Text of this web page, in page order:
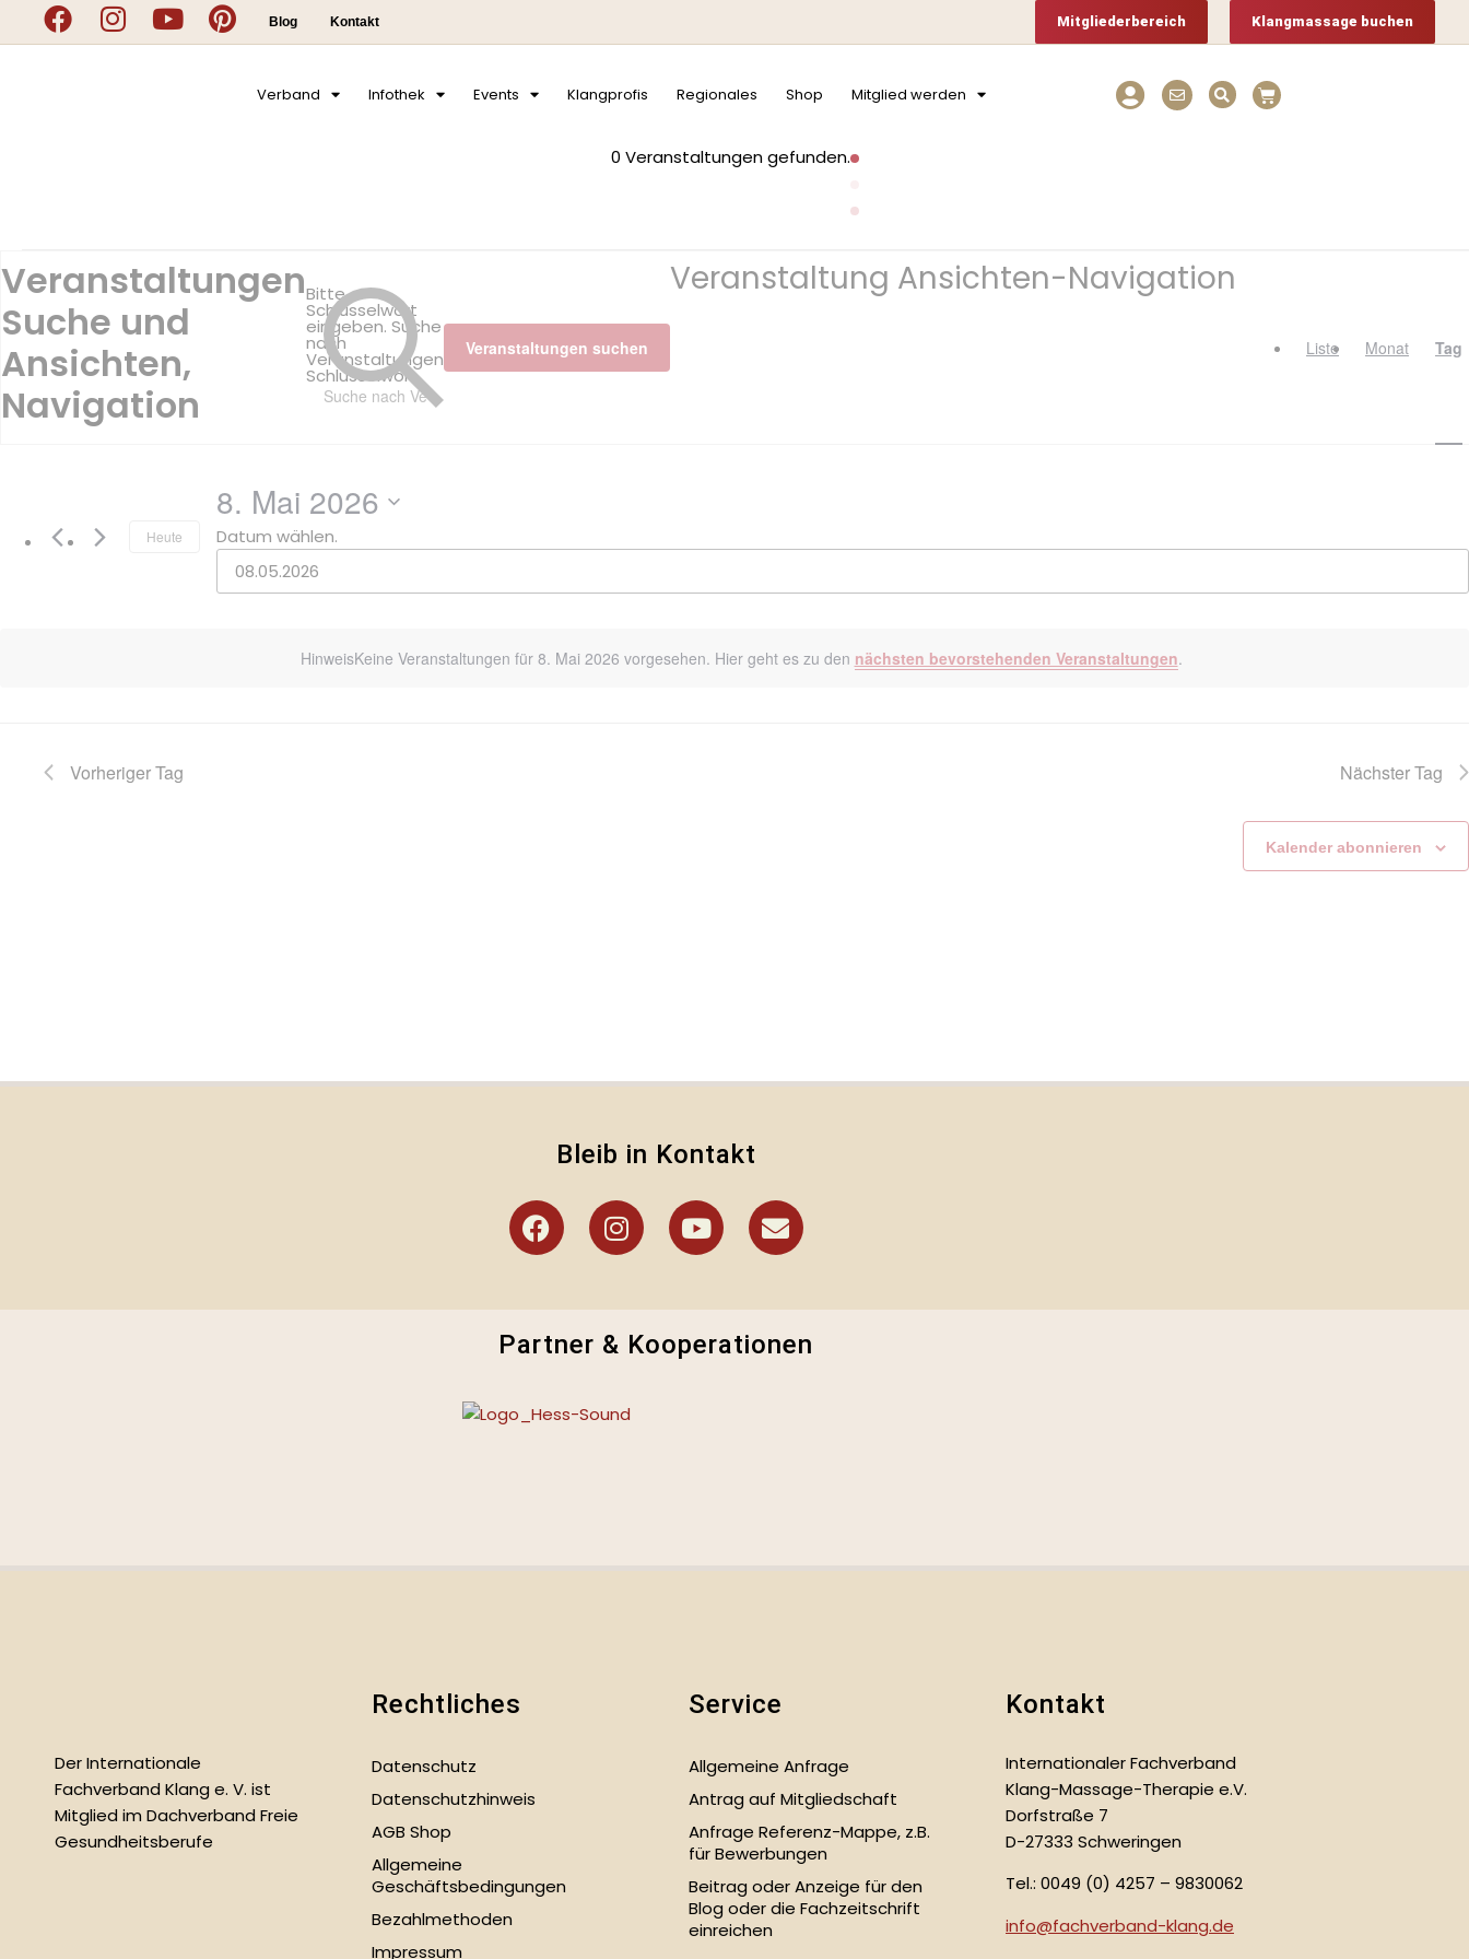
Blog Kontakt Mitgliederbereich Klangmassage buchen
Verband Infothek Events Klangprofis Regionales Shop Mitglied werden
0 Veranstaltungen gefunden.
HinweisKeine Veranstaltungen für 8. Mai 2026 vorgesehen. Hier geht es zu den nächsten bevorstehenden Veranstaltungen.
Veranstaltungen
Suche und
Ansichten,
Navigation
Bitte
Schlüsselwort
eingeben. Suche
nach
Veranstaltungen
Schlüsselwort.
Veranstaltungen suchen
Veranstaltung Ansichten-Navigation
Liste Monat Tag
Heute
8. Mai 2026
Datum wählen.
Vorheriger Tag Nächster Tag
Kalender abonnieren
Bleib in Kontakt
Partner & Kooperationen
Der Internationale
Fachverband Klang e. V. ist
Mitglied im Dachverband Freie
Gesundheitsberufe
Rechtliches
Datenschutz
Datenschutzhinweis
AGB Shop
Allgemeine
Geschäftsbedingungen
Bezahlmethoden
Impressum
Service
Allgemeine Anfrage
Antrag auf Mitgliedschaft
Anfrage Referenz-Mappe, z.B.
für Bewerbungen
Beitrag oder Anzeige für den
Blog oder die Fachzeitschrift
einreichen
Kontakt
Internationaler Fachverband
Klang-Massage-Therapie e.V.
Dorfstraße 7
D-27333 Schweringen
Tel.: 0049 (0) 4257 – 9830062
info@fachverband-klang.de